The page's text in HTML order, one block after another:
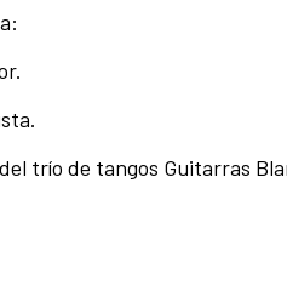
trío de tangos Guitarras